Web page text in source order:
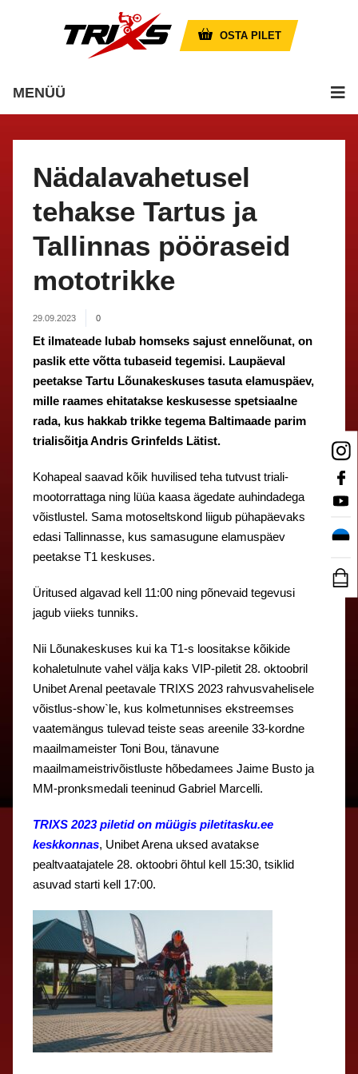
OSTA PILET
MENÜÜ
Nädalavahetusel
tehakse Tartus ja
Tallinnas pööraseid
mototrikke
29.09.2023 0
Et ilmateade lubab homseks sajust ennelõunat, on
paslik ette võtta tubaseid tegemisi. Laupäeval
peetakse Tartu Lõunakeskuses tasuta elamuspäev,
mille raames ehitatakse keskusesse spetsiaalne
rada, kus hakkab trikke tegema Baltimaade parim
trialisõitja Andris Grinfelds Lätist.
Kohapeal saavad kõik huvilised teha tutvust triali-
mootorrattaga ning lüüa kaasa ägedate auhindadega
võistlustel. Sama motoseltskond liigub pühapäevaks
edasi Tallinnasse, kus samasugune elamuspäev
peetakse T1 keskuses.
Üritused algavad kell 11:00 ning põnevaid tegevusi
jagub viieks tunniks.
Nii Lõunakeskuses kui ka T1-s loositakse kõikide
kohaletulnute vahel välja kaks VIP-piletit 28. oktoobril
Unibet Arenal peetavale TRIXS 2023 rahvusvahelisele
võistlus-show`le, kus kolmetunnises ekstreemses
vaatemängus tulevad teiste seas areenile 33-kordne
maailmameister Toni Bou, tänavune
maailmameistrivõistluste hõbedamees Jaime Busto ja
MM-pronksmedali teeninud Gabriel Marcelli.
TRIXS 2023 piletid on müügis piletitasku.ee
keskkonnas, Unibet Arena uksed avatakse
pealtvaatajatele 28. oktoobri õhtul kell 15:30, tsiklid
asuvad starti kell 17:00.